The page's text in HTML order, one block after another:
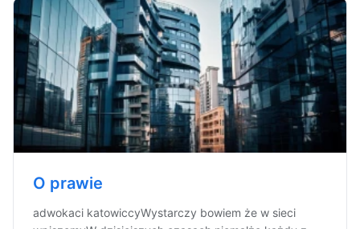
O prawie
adwokaci katowiccyWystarczy bowiem że w sieci